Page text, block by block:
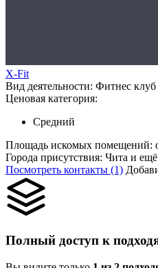
X-Fit
Вид деятельности: Фитнес клуб
Ценовая категория:
Средний
Площадь искомых помещений:
Города присутствия: Чита и
Посмотреть контакты (1)
Полный доступ к